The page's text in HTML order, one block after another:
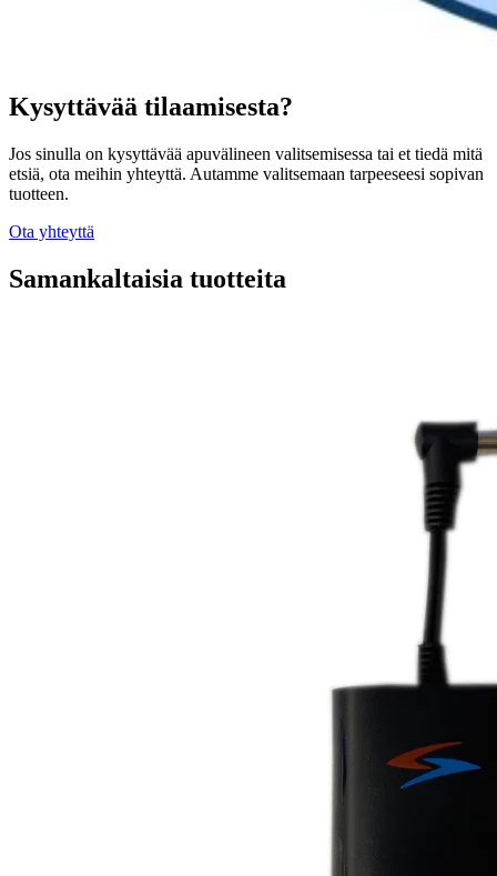
Kysyttävää tilaamisesta?
Jos sinulla on kysyttävää apuvälineen valitsemisessa tai et tiedä mitä
etsiä, ota meihin yhteyttä. Autamme valitsemaan tarpeeseesi sopivan
tuotteen.
Ota yhteyttä
Samankaltaisia tuotteita